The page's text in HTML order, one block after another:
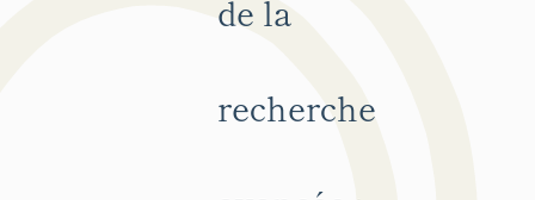
de la
recherche